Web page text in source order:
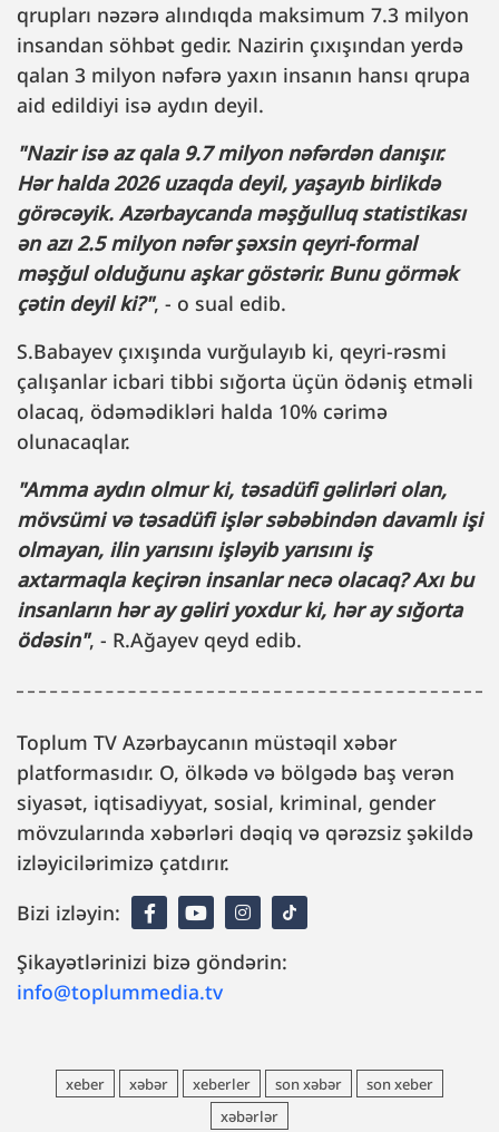
qrupları nəzərə alındıqda maksimum 7.3 milyon
insandan söhbət gedir. Nazirin çıxışından yerdə
qalan 3 milyon nəfərə yaxın insanın hansı qrupa
aid edildiyi isə aydın deyil.
"Nazir isə az qala 9.7 milyon nəfərdən danışır.
Hər halda 2026 uzaqda deyil, yaşayıb birlikdə
görəcəyik. Azərbaycanda məşğulluq statistikası
ən azı 2.5 milyon nəfər şəxsin qeyri-formal
məşğul olduğunu aşkar göstərir. Bunu görmək
çətin deyil ki?", - o sual edib.
S.Babayev çıxışında vurğulayıb ki, qeyri-rəsmi
çalışanlar icbari tibbi sığorta üçün ödəniş etməli
olacaq, ödəmədikləri halda 10% cərimə
olunacaqlar.
"Amma aydın olmur ki, təsadüfi gəlirləri olan,
mövsümi və təsadüfi işlər səbəbindən davamlı işi
olmayan, ilin yarısını işləyib yarısını iş
axtarmaqla keçirən insanlar necə olacaq? Axı bu
insanların hər ay gəliri yoxdur ki, hər ay sığorta
ödəsin", - R.Ağayev qeyd edib.
Toplum TV Azərbaycanın müstəqil xəbər
platformasıdır. O, ölkədə və bölgədə baş verən
siyasət, iqtisadiyyat, sosial, kriminal, gender
mövzularında xəbərləri dəqiq və qərəzsiz şəkildə
izləyicilərimizə çatdırır.
Bizi izləyin:
Şikayətlərinizi bizə göndərin:
info@toplummedia.tv
xeber xəbər xeberler son xəbər
son xeber
xəbərlər